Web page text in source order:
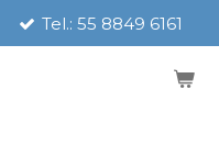
Tel.: 55 8849 6161